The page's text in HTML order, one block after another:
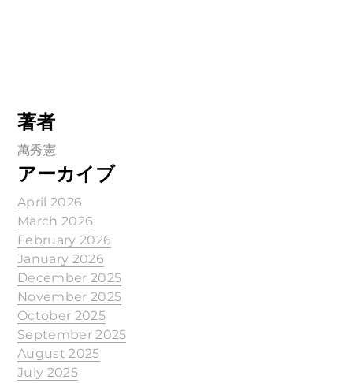
著者
萬秀憲
アーカイブ
April 2026
March 2026
February 2026
January 2026
December 2025
November 2025
October 2025
September 2025
August 2025
July 2025